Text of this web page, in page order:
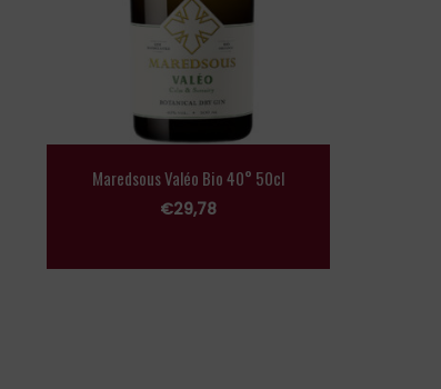
Maredsous Valéo Bio 40° 50cl
€29,78